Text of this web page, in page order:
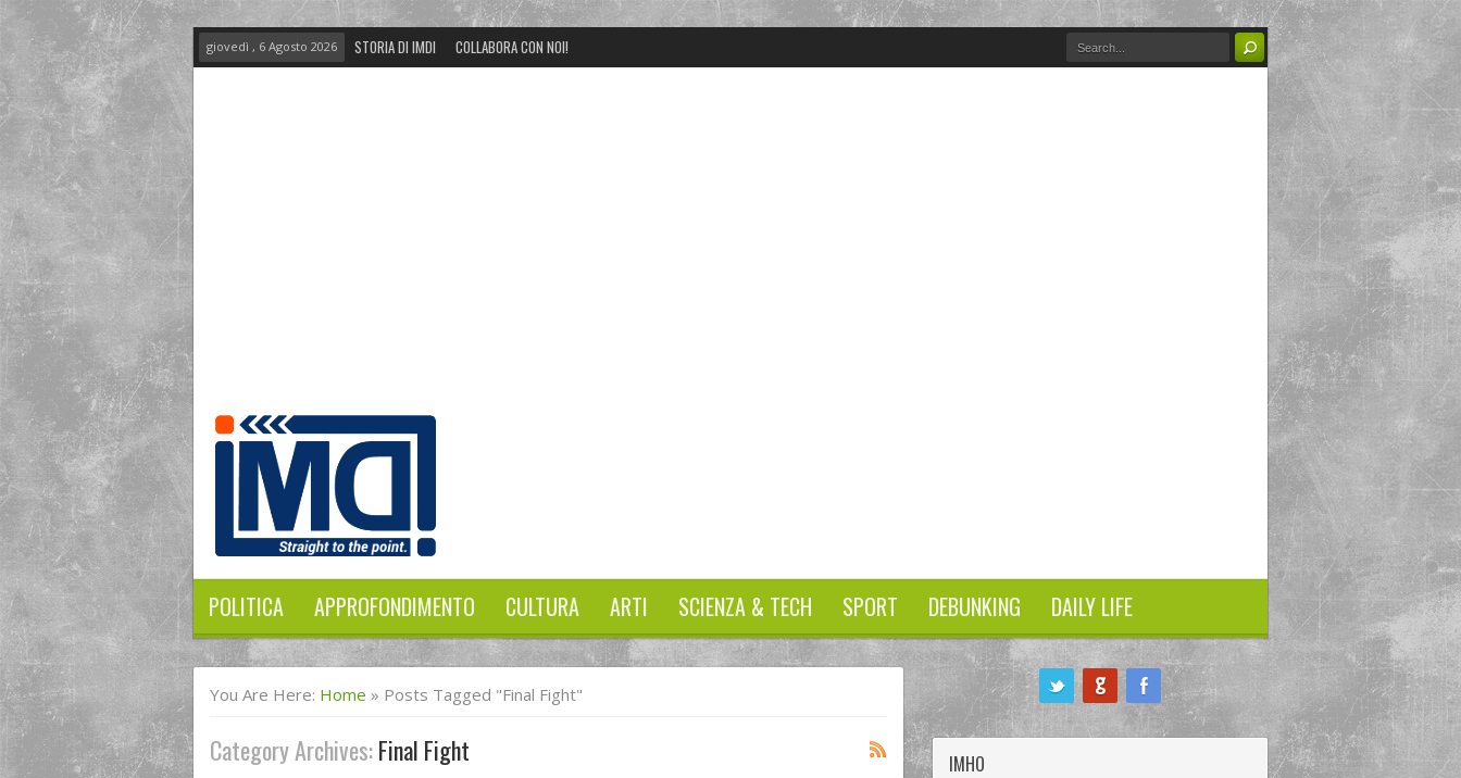
giovedì , 6 Agosto 2026 STORIA DI IMDI COLLABORA CON NOI!
POLITICA APPROFONDIMENTO CULTURA ARTI SCIENZA & TECH SPORT DEBUNKING DAILY LIFE
You Are Here: Home » Posts Tagged "final Fight"
Category Archives:Final Fight IMHO